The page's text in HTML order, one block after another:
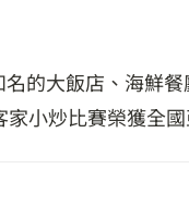
的大飯店、海鮮
小炒比賽榮獲全